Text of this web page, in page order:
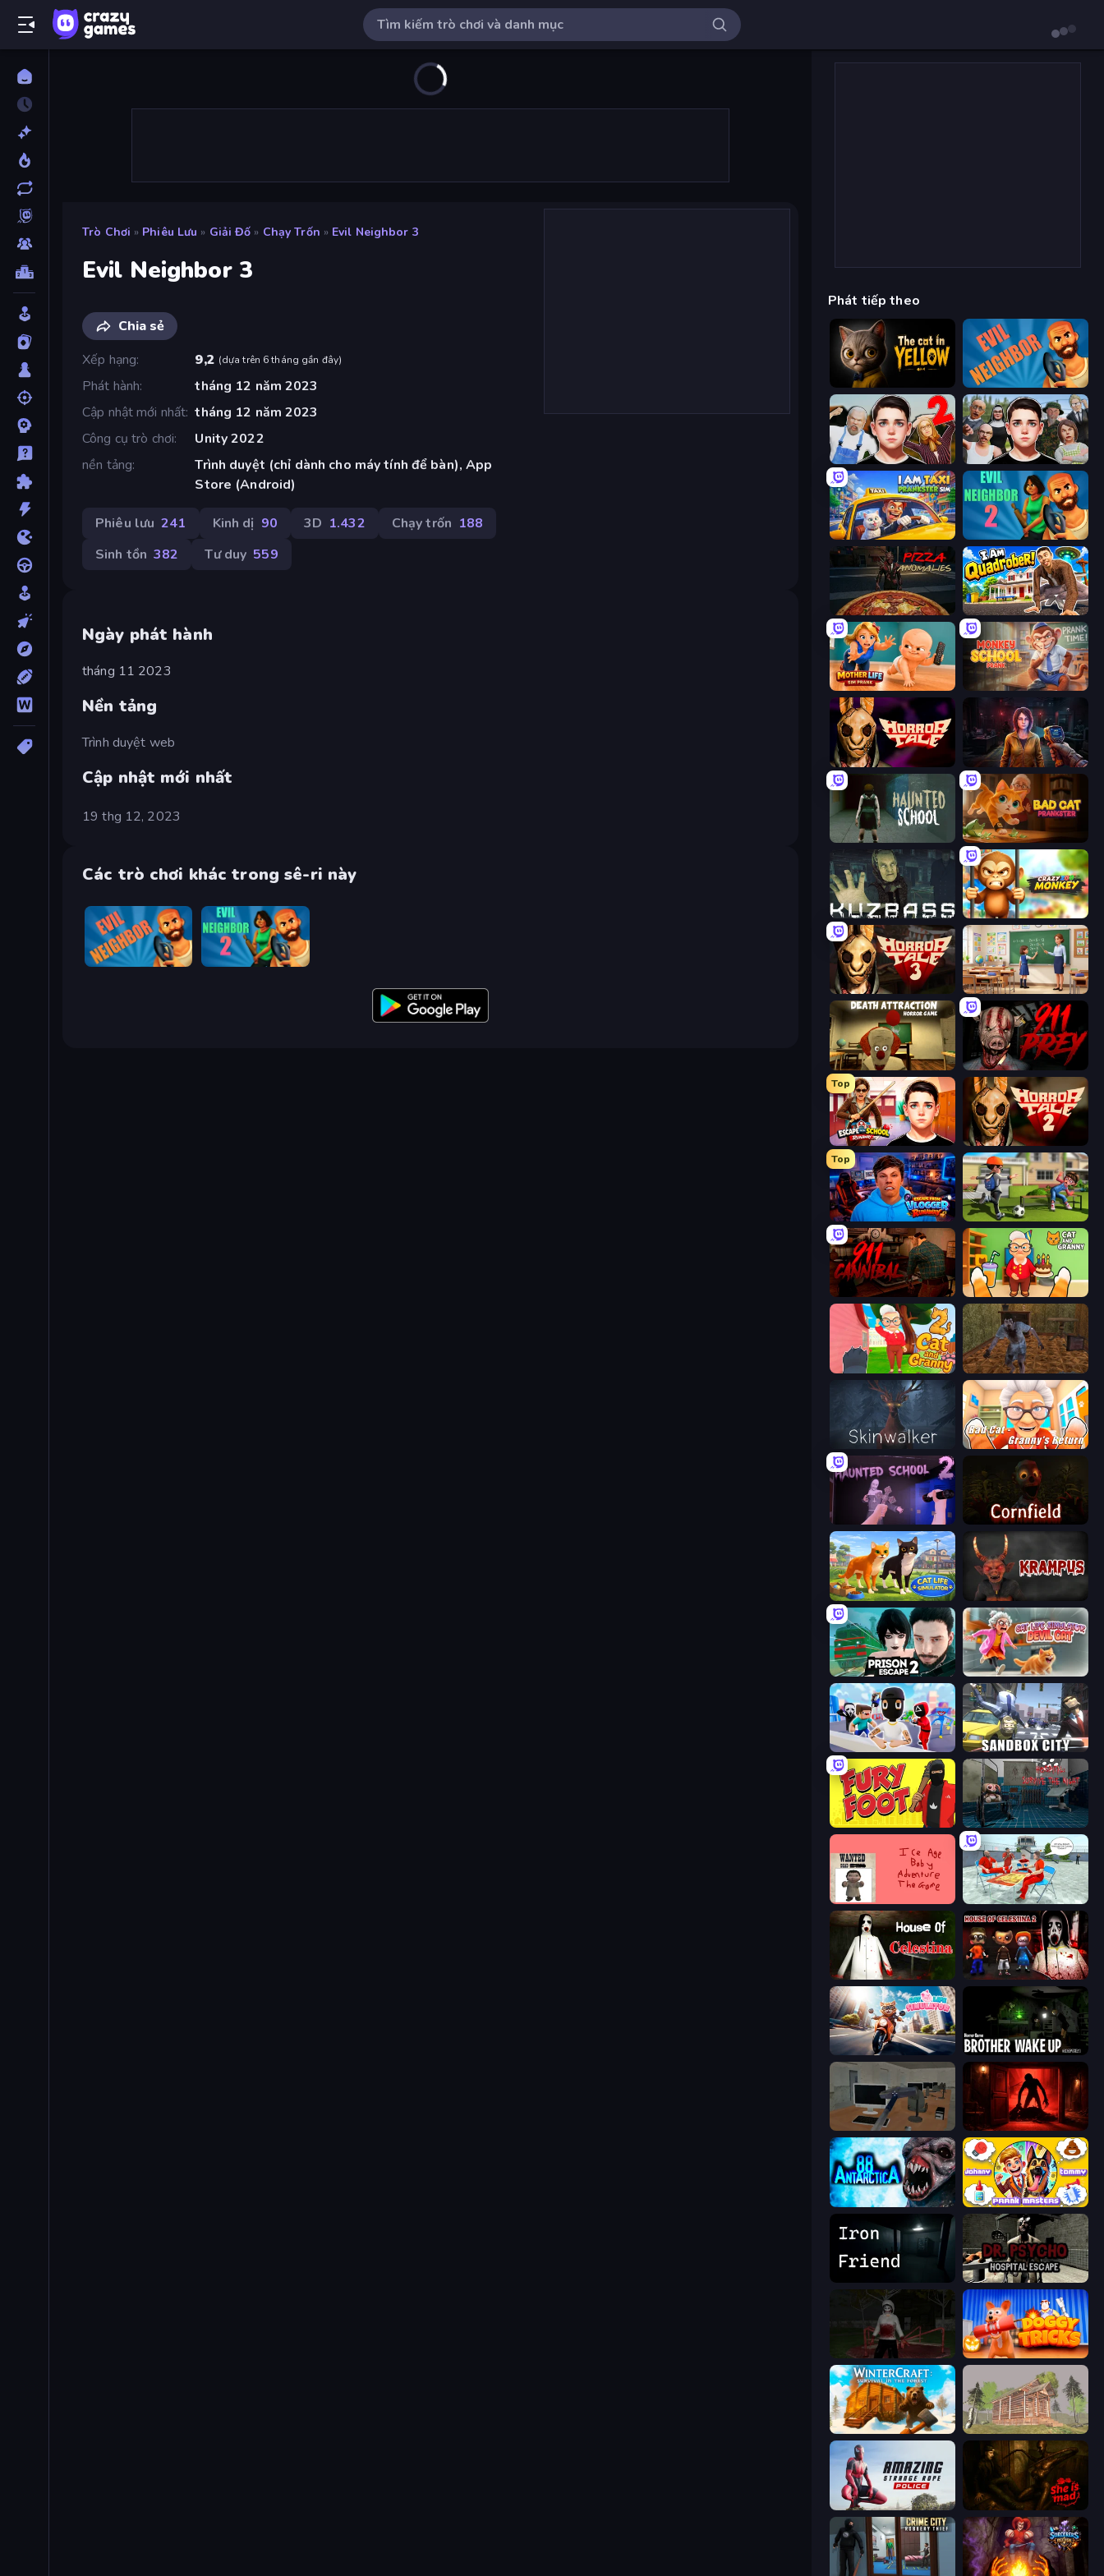
Trò Chơi » Phiêu Lưu » Giải Đố » Chạy Trốn » Evil Neighbor 3
Evil Neighbor 3
Chia sẻ
Xếp hạng
9,2 (dựa trên 6 tháng gần đây)
Phát hành
tháng 12 năm 2023
Cập nhật mới nhất tháng 12 năm 2023
Công cụ trò chơi
Unity 2022
nền tảng
Trình duyệt (chỉ dành cho máy tính để bàn), App
Store (Android)
Phiêu lưu 241 Kinh dị 90 3D 1.432 Chạy trốn 188
Sinh tồn 382 Tư duy 559
Ngày phát hành
tháng 11 2023
Nền tảng
Trình duyệt web
Cập nhật mới nhất
19 thg 12, 2023
Các trò chơi khác trong sê-ri này
Evil Neighbor Evil Neighbor 2
Phát tiếp theo
The Cat in Yellow Evil Neighbor
Schoolboy Escape 2 Schoolboy Escape: Runaway
I Am Taxi Prankster Sim Evil Neighbor 2
Pizza Anomalies I Am Quadrober!
Mother Life Simulator: Prank Monkey School Prank
Horror Tale Survival Zone Zombie Outbreak
Haunted School Bad Cat Prankster
Kuzbass Horror Crazy Zoo Monkey
High School Teacher Simulator
Death Attraction: Horror Game 911: Prey
Top
Escape from School: Runaway
Top
Escape from Vlogger: Runaway The Prank King
911: Cannibal Cat and Granny
Cat and Granny 2 Creepy Granny Scream: Scary Freddy
Skinwalker Bad Cat - Granny's Return
Haunted School 2 Cornfield
Cat Life Simulator 3D Krampus
Prison Escape 2 Cat Life Simulator: Devil Cat
Sandbox City
Fury Foot Hospital: Survive the Night
Alcatraz Prison Escape Plan
House of Celestina House of Celestina: Chapter Two
Cat Life Simulator Brother Wake Up
Office Horror Story Doors Castle
Antarctica 88 Johnny n Tommy - Prank Masters
Dr. Psycho: Hospital Escape
Jeff the Killer: Horrendous Smile Doggy Tricks
WinterCraft: Survival in the Forest Survive In The Forest
Amazing Strange Rope Police She is Mad